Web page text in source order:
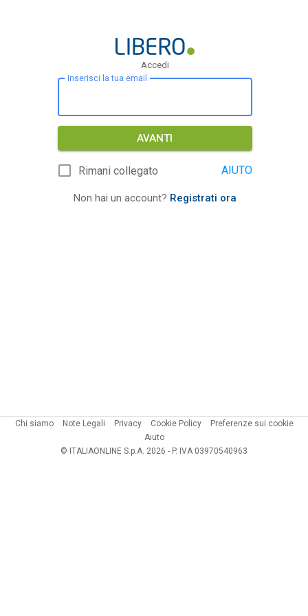
Accedi
Inserisci la tua email
AVANTI
Rimani collegato AIUTO
Non hai un account? Registrati ora
Chi siamo Note Legali Privacy Cookie Policy
Preferenze sui cookie
Aiuto
© ITALIAONLINE S.p.A. 2026 - P. IVA 03970540963